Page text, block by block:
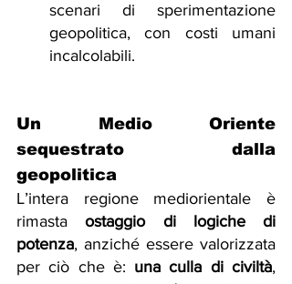
scenari di sperimentazione
geopolitica, con costi umani
incalcolabili.
Un Medio Oriente
sequestrato dalla
geopolitica
L’intera regione mediorientale è
rimasta ostaggio di logiche di
potenza, anziché essere valorizzata
per ciò che è: una culla di civiltà,